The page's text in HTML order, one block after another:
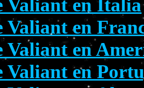
Valiant en Italia
Valiant en
Valiant en
Valiant en